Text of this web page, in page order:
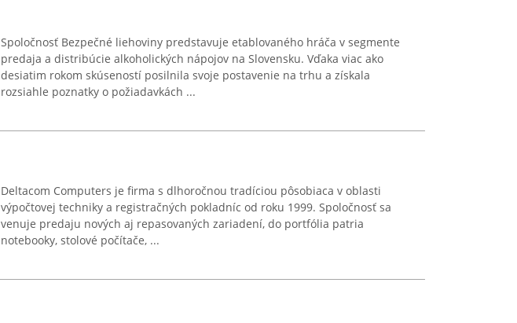
Spoločnosť Bezpečné liehoviny predstavuje etablovaného hráča v segmente
predaja a distribúcie alkoholických nápojov na Slovensku. Vďaka viac ako
desiatim rokom skúseností posilnila svoje postavenie na trhu a získala
rozsiahle poznatky o požiadavkách ...
Deltacom Computers je firma s dlhoročnou tradíciou pôsobiaca v oblasti
výpočtovej techniky a registračných pokladníc od roku 1999. Spoločnosť sa
venuje predaju nových aj repasovaných zariadení, do portfólia patria
notebooky, stolové počítače, ...